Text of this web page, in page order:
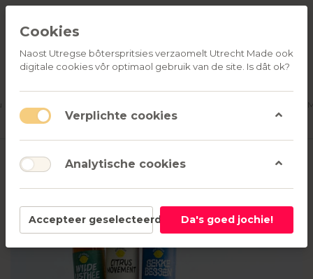
PRODUCTEN
RELATIEGESCHENKEN
ONS
Cookies
Naost Utregse bôterspritsies verzaomelt Utrecht Made ook
digitale cookies vôr optimaol gebruik van de site. Is dât ok?
Verplichte cookies
Analytische cookies
Accepteer geselecteerd Da's goed jochie!